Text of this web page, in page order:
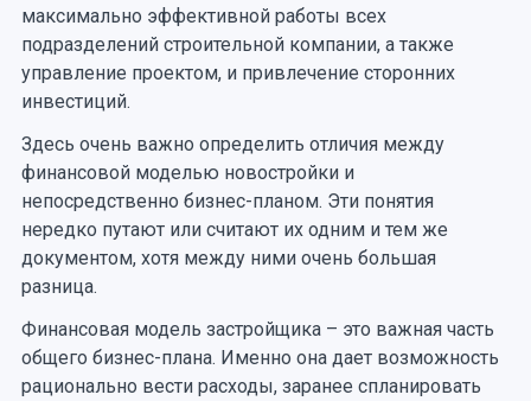
максимально эффективной работы всех
подразделений строительной компании, а также
управление проектом, и привлечение сторонних
инвестиций.
Здесь очень важно определить отличия между
финансовой моделью новостройки и
непосредственно бизнес-планом. Эти понятия
нередко путают или считают их одним и тем же
документом, хотя между ними очень большая
разница.
Финансовая модель застройщика – это важная часть
общего бизнес-плана. Именно она дает возможность
рационально вести расходы, заранее спланировать